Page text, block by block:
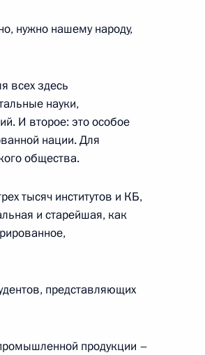
нужно нашему народу,
всех здесь
науки,
И второе: это особое
нации. Для
общества.
тысяч институтов и КБ,
и старейшая, как
представляющих
продукции –